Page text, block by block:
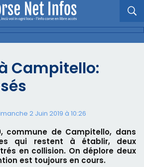
Campitello:
2 Juin 2019 à 10:26
commune de Campitello, dans
qui restent à établir, deux
en collision. On déplore deux
est toujours en cours.